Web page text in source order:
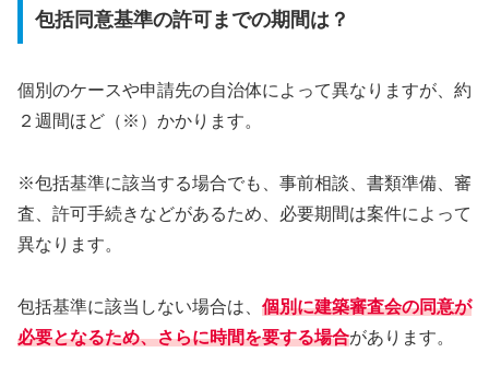
包括同意基準の許可までの期間は？
個別のケースや申請先の自治体によって異なりますが、約
２週間ほど（※）かかります。
※包括基準に該当する場合でも、事前相談、書類準備、審
査、許可手続きなどがあるため、必要期間は案件によって
異なります。
包括基準に該当しない場合は、 個別に建築審査会の同意が
必要となるため、さらに時間を要する場合があります。